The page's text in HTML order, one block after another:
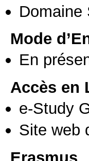
Domaine
Mode
En
Accès en
e-Study
Site web